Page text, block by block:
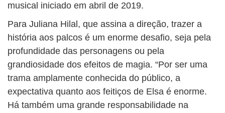
musical iniciado em abril de 2019.
Para Juliana Hilal, que assina a direção, trazer a
história aos palcos é um enorme desafio, seja pela
profundidade das personagens ou pela
grandiosidade dos efeitos de magia. “Por ser uma
trama amplamente conhecida do público, a
expectativa quanto aos feitiços de Elsa é enorme.
Há também uma grande responsabilidade na